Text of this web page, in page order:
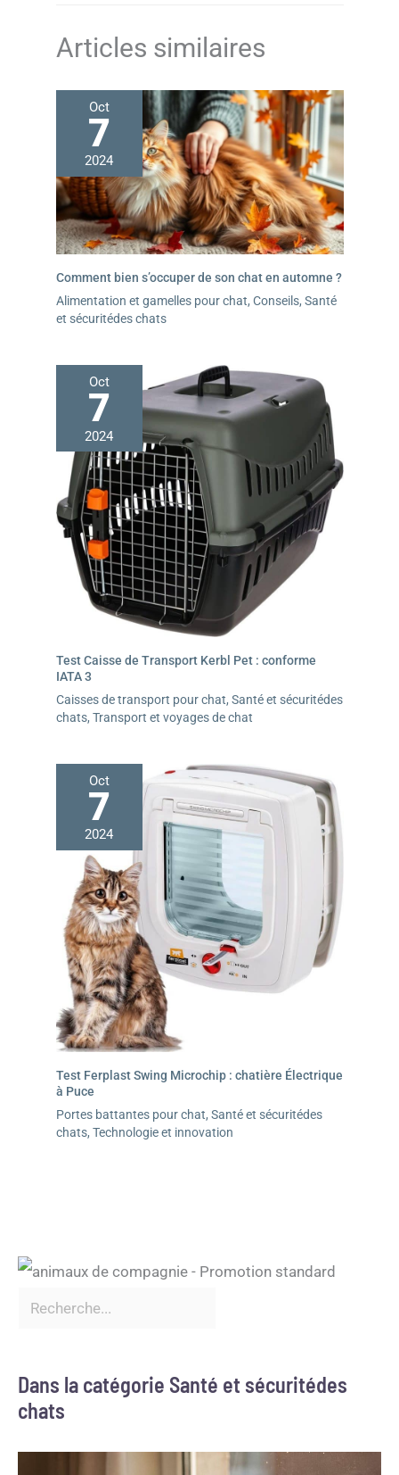
Articles similaires
Oct
7
2024
Comment bien s’occuper de son chat en automne ?
Alimentation et gamelles pour chat, Conseils, Santé
et sécuritédes chats
Oct
7
2024
Test Caisse de Transport Kerbl Pet : conforme
IATA 3
Caisses de transport pour chat, Santé et sécuritédes
chats, Transport et voyages de chat
Oct
7
2024
Test Ferplast Swing Microchip : chatière Électrique
à Puce
Portes battantes pour chat, Santé et sécuritédes
chats, Technologie et innovation
Dans la catégorie Santé et sécuritédes
chats